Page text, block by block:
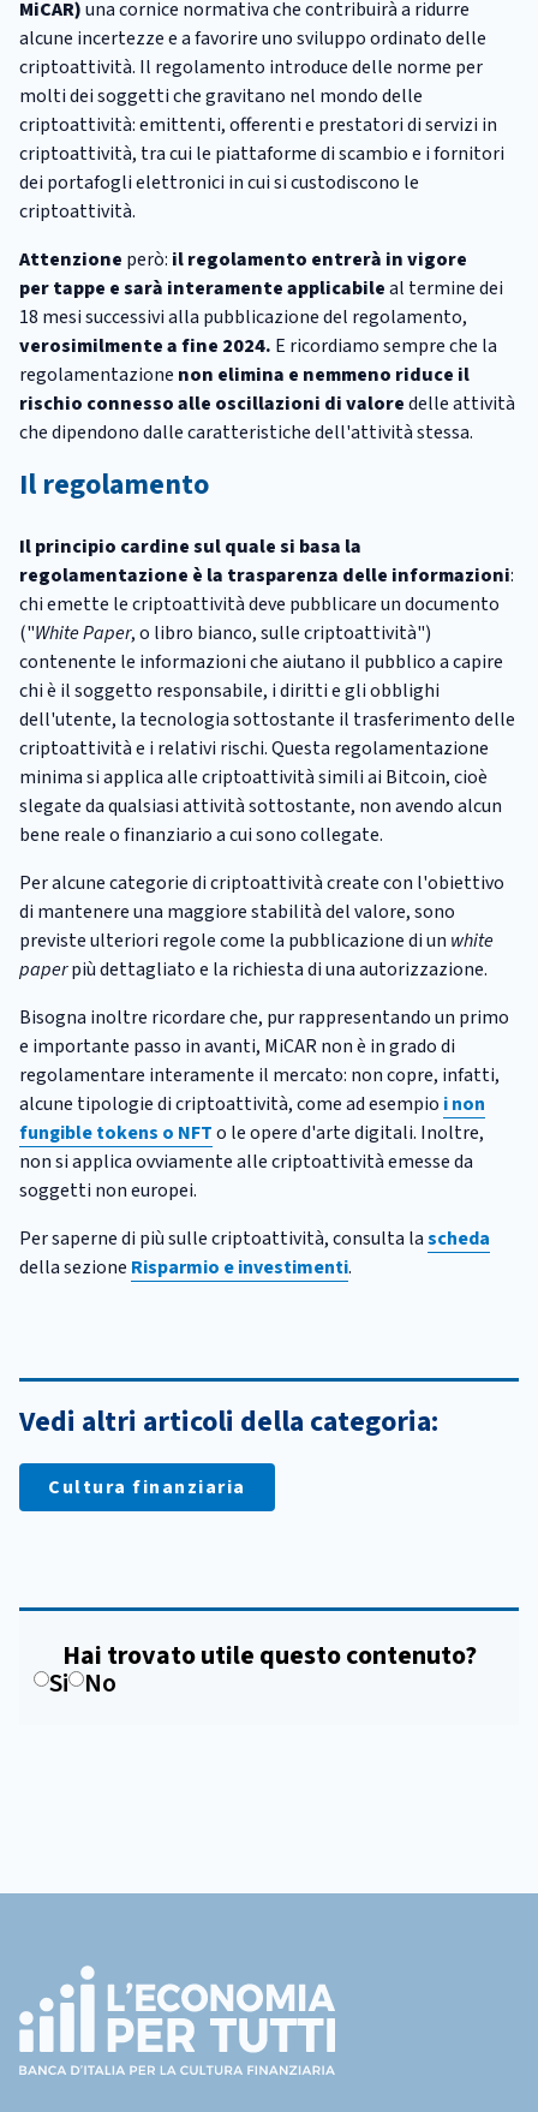
MiCAR)una cornice normativa che contribuirà a ridurre
alcune incertezze e a favorire uno sviluppo ordinato delle
criptoattività. Il regolamento introduce delle norme per
molti dei soggetti che gravitano nel mondo delle
criptoattività: emittenti, offerenti e prestatori di servizi in
criptoattività, tra cui le piattaforme di scambio e i fornitori
dei portafogli elettronici in cui si custodiscono le
criptoattività.
Attenzione però: il regolamento entrerà in vigore
per tappe e sarà interamente applicabileal termine dei
18 mesi successivi alla pubblicazione del regolamento,
verosimilmente a fine 2024. E ricordiamo sempre che la
regolamentazione non elimina e nemmeno riduce il
rischio connesso alle oscillazioni di valoredelle attività
che dipendono dalle caratteristiche dell'attività stessa.
Il regolamento
Il principio cardine sul quale si basa la
regolamentazione è la trasparenza delle informazioni:
chi emette le criptoattività ­deve pubblicare un documento
("White Paper, o libro bianco, sulle criptoattività")
contenente le informazioni che aiutano il pubblico a capire
chi è il soggetto responsabile, i diritti e gli obblighi
dell'utente, la tecnologia sottostante il trasferimento delle
criptoattività e i relativi rischi. Questa regolamentazione
minima si applicaalle criptoattività simili ai Bitcoin, cioè
slegate da qualsiasi attività sottostante, non avendo alcun
bene reale o finanziario a cui sono collegate.
Per alcune categorie di criptoattività create con l'obiettivo
di mantenere una maggiore stabilità del valore, sono
previste ulteriori regole come la pubblicazione di un white
paperpiù dettagliato e la richiesta di una autorizzazione.
Bisogna inoltre ricordare che, pur rappresentando un primo
e importante passo in avanti, MiCAR non è in grado di
regolamentare interamente il mercato: non copre, infatti,
alcune tipologie di criptoattività, come ad esempio i non
fungible tokens o NFTo le opere d'arte digitali. Inoltre,
non si applica ovviamente alle criptoattività emesse da
soggetti non europei.
Per saperne di più sulle criptoattività, consulta lascheda
della sezione Risparmio e investimenti.
Vedi altri articoli della categoria:
Cultura finanziaria
Hai trovato utile questo contenuto?
Si No